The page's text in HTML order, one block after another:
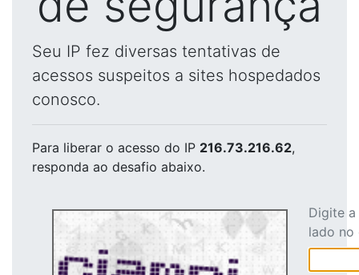
Seu IP fez diversas tentativas de
acessos suspeitos a sites hospedados
conosco.
Para liberar o acesso do IP 216.73.216.62,
responda ao desafio abaixo.
Digite
lado no